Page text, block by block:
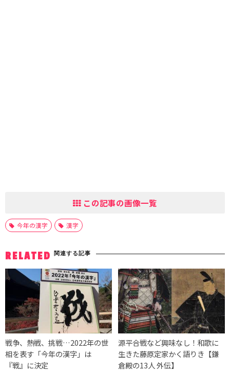
この記事の画像一覧
今年の漢字 漢字
RELATED 関連する記事
戦争、熱戦、挑戦…2022年の世
相を表す「今年の漢字」は
『戦』に決定
源平合戦など興味なし！和歌に
生きた藤原定家かく語りき【鎌
倉殿の13人 外伝】